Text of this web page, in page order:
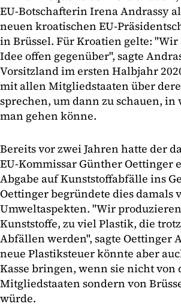
EU-Botschafterin Irena Andrassy
neuen kroatischen EU-
in Brüssel. Für Kroatien gelte: "Wir
Idee offen gegenüber", sagte
Vorsitzland im ersten Halbjahr
mit allen Mitgliedstaaten über
sprechen, um dann zu schauen,
man gehen könne.
Bereits vor zwei Jahren hatte der
EU-Kommissar Günther Oettinger
Abgabe auf Kunststoffabfälle ins
Oettinger begründete dies damals
Umweltaspekten. "Wir
Kunststoffe, zu viel Plastik, die
Abfällen werden", sagte Oettinger
neue Plastiksteuer könnte aber
Kasse bringen, wenn sie nicht von
Mitgliedstaaten sondern von
würde.